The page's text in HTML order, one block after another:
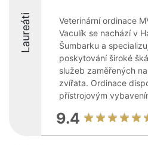
Laureáti
Veterinární ordinace
Vaculík se nachází v
Šumbarku a
poskytování široké
služeb zaměřených
zvířata. Ordinace
přístrojovým
9.4